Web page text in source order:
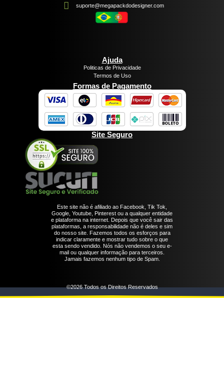
suporte@megapackdodesigner.com
Ajuda
Politicas de Privacidade
Termos de Uso
Formas de Pagamento
Site Seguro
Este site não é afiliado ao Facebook, Tik Tok,
Google, Youtube, Pinterest ou a qualquer entidade
e plataforma na internet. Depois que você sair das
plataformas, a responsabilidade não é deles e sim
do nosso site. Fazemos todos os esforços para
indicar claramente e mostrar tudo sobre o que
esta sendo vendido. Nós não vendemos o seu e-
mail ou qualquer informação para terceiros.
Jamais fazemos nenhum tipo de Spam.
©2026 Todos os Direitos Reservados